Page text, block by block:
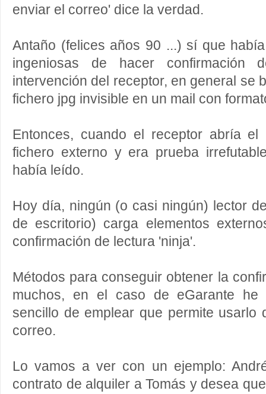
enviar el correo' dice la verdad.
Antaño (felices años 90 ...) sí que
ingeniosas de hacer confirmación
intervención del receptor, en general se
fichero jpg invisible en un mail con
Entonces, cuando el receptor abría
fichero externo y era prueba
había leído.
Hoy día, ningún (o casi ningún) lector
de escritorio) carga elementos
confirmación de lectura 'ninja'.
Métodos para conseguir obtener la
muchos, en el caso de eGarante
sencillo de emplear que permite usarlo
correo.
Lo vamos a ver con un ejemplo:
contrato de alquiler a Tomás y desea